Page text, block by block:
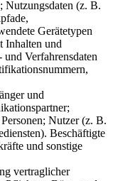
(z. B.
Gerätetypen
Inhalten und
Verfahrensdaten
und
Nutzer (z. B.
Beschäftigte
und sonstige
vertraglicher